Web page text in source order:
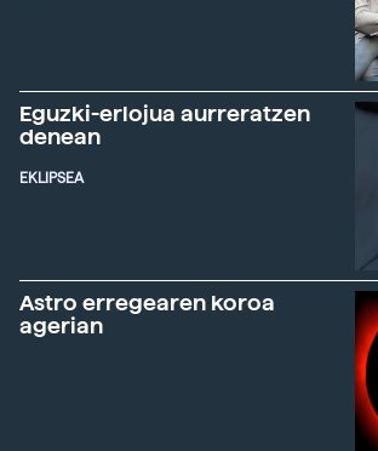
Eguzki-erlojua aurreratzen
denean
EKLIPSEA
Astro erregearen koroa
agerian